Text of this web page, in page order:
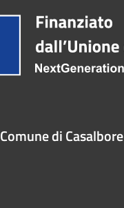
Comune di Casalbore